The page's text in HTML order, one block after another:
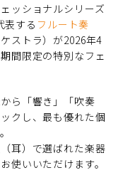
ッショナルシリーズ
表する フルート奏
ストラ）が2026年4
間限定の特別なフェ
ら「響き」「吹奏
クし、最も優れた個
耳）で選ばれた楽器
使いいただけます。